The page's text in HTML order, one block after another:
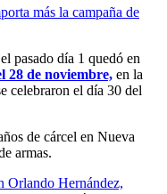
más la campaña de
pasado día 1 quedó en
28 de noviembre, en la
celebraron el día 30 del
de cárcel en Nueva
armas.
Orlando Hernández,